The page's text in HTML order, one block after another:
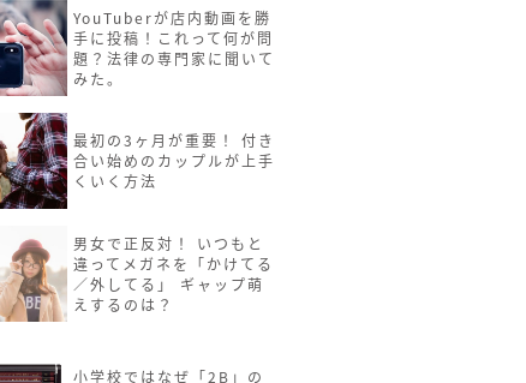
YouTuberが店内動画を勝
手に投稿！これって何が問
題？法律の専門家に聞いて
みた。
最初の3ヶ月が重要！ 付き
合い始めのカップルが上手
くいく方法
男女で正反対！ いつもと
違ってメガネを「かけてる
／外してる」 ギャップ萌
えするのは？
小学校ではなぜ「2B」の